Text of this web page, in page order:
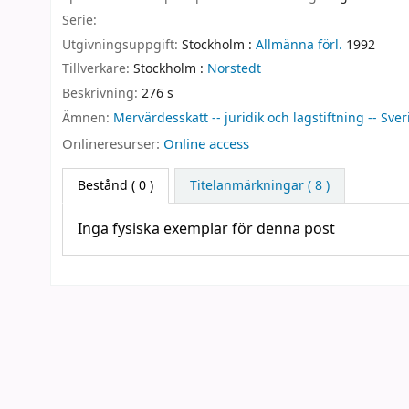
Serie:
Utgivningsuppgift: Stockholm : Allmänna förl. 1992
Tillverkare: Stockholm : Norstedt
Beskrivning: 276 s
Ämnen: Mervärdesskatt -- juridik och lagstiftning --
Onlineresurser: Online access
Bestånd ( 0 ) Titelanmärkningar ( 8 )
Inga fysiska exemplar för denna post